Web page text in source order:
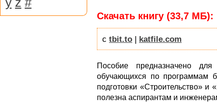
Скачать книгу (33,7 МБ):
с tbit.to | katfile.com
Пособие предназначено
обучающихся по программам
подготовки «Строительство» и
полезна аспирантам и